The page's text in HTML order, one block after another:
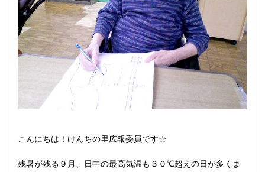
こんにちは！けんちの里広報委員です☆
残暑が残る９月、日中の最高気温も３０℃超えの日が多くま